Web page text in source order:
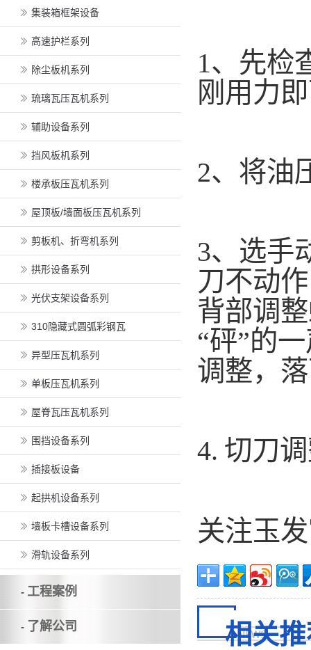
1、先检
刚用力
2、将油
3、选手
刀不动
背部调
“砰”的
调整，
4. 切刀
关注玉
相关
集装箱框架设备
高速护栏系列
除尘板机系列
琉璃瓦压瓦机系列
辅助设备系列
挡风板机系列
楼承板压瓦机系列
屋顶板/墙面板压瓦机系列
剪板机、折弯机系列
拱形设备系列
光伏支架设备系列
310隐藏式圆弧彩钢瓦
异型压瓦机系列
单板压瓦机系列
屋脊瓦压瓦机系列
围挡设备系列
插接板设备
起拱机设备系列
墙板卡槽设备系列
滑轨设备系列
- 工程案例
- 了解公司